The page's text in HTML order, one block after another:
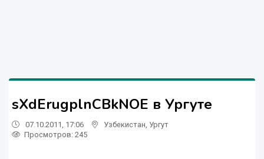
sXdErugplnCBkNOE в Ургуте
07.10.2011, 17:06 Узбекистан Ургут
Просмотров: 245